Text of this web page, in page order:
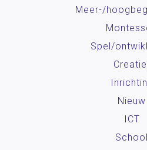
Meer-/
Spel/
Nieuw
ICT
School